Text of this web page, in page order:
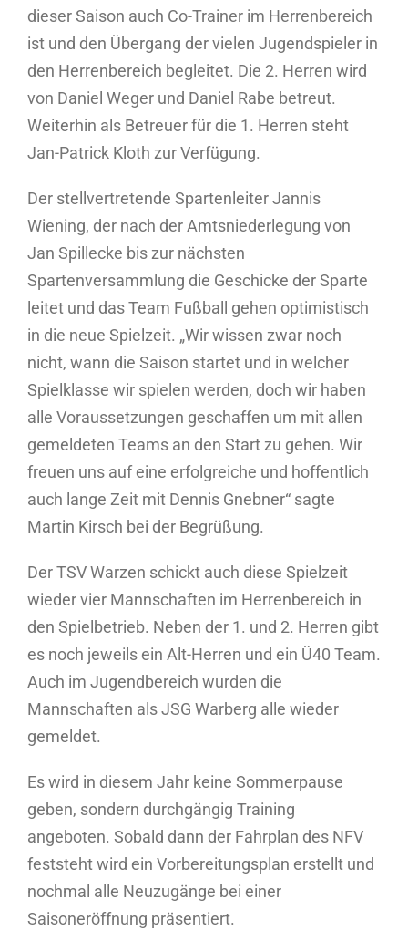
dieser Saison auch Co-Trainer im Herrenbereich
ist und den Übergang der vielen Jugendspieler in
den Herrenbereich begleitet. Die 2. Herren wird
von Daniel Weger und Daniel Rabe betreut.
Weiterhin als Betreuer für die 1. Herren steht
Jan-Patrick Kloth zur Verfügung.
Der stellvertretende Spartenleiter Jannis
Wiening, der nach der Amtsniederlegung von
Jan Spillecke bis zur nächsten
Spartenversammlung die Geschicke der Sparte
leitet und das Team Fußball gehen optimistisch
in die neue Spielzeit. „Wir wissen zwar noch
nicht, wann die Saison startet und in welcher
Spielklasse wir spielen werden, doch wir haben
alle Voraussetzungen geschaffen um mit allen
gemeldeten Teams an den Start zu gehen. Wir
freuen uns auf eine erfolgreiche und hoffentlich
auch lange Zeit mit Dennis Gnebner“ sagte
Martin Kirsch bei der Begrüßung.
Der TSV Warzen schickt auch diese Spielzeit
wieder vier Mannschaften im Herrenbereich in
den Spielbetrieb. Neben der 1. und 2. Herren gibt
es noch jeweils ein Alt-Herren und ein Ü40 Team.
Auch im Jugendbereich wurden die
Mannschaften als JSG Warberg alle wieder
gemeldet.
Es wird in diesem Jahr keine Sommerpause
geben, sondern durchgängig Training
angeboten. Sobald dann der Fahrplan des NFV
feststeht wird ein Vorbereitungsplan erstellt und
nochmal alle Neuzugänge bei einer
Saisoneröffnung präsentiert.